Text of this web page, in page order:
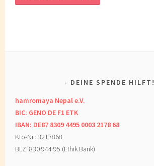
DEINE SPENDE HILFT!
hamromaya Nepal e.V.
BIC: GENO DE F1 ETK
IBAN: DE87 8309 4495 0003 2178 68
Kto-Nr.: 3217868
BLZ: 830 944 95 (Ethik Bank)